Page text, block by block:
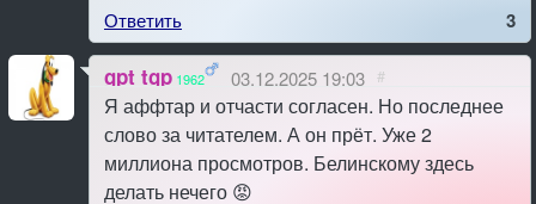
Ответить 3
gpt tgp 1962 03.12.2025 19:03 #
Я аффтар и отчасти согласен. Но последнее
слово за читателем. А он прёт. Уже 2
миллиона просмотров. Белинскому здесь
делать нечего 😡